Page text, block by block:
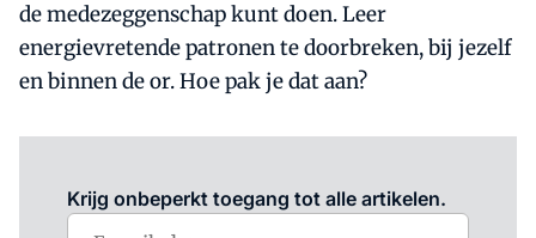
de medezeggenschap kunt doen. Leer
energievretende patronen te doorbreken, bij jezelf
en binnen de or. Hoe pak je dat aan?
Krijg onbeperkt toegang tot alle artikelen.